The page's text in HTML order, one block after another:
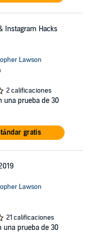
Instagram Hacks
Lawson
2 calificaciones
una prueba de 30
gratis
Lawson
21 calificaciones
una prueba de 30